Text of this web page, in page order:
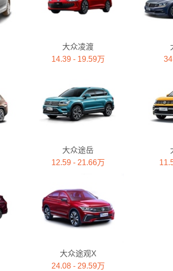
大众凌渡
14.39 - 19.59万
大众途岳
12.59 - 21.66万
大众途观X
24.08 - 29.59万